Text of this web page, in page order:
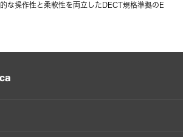
な操作性と柔軟性を両立したDECT規格準拠のE